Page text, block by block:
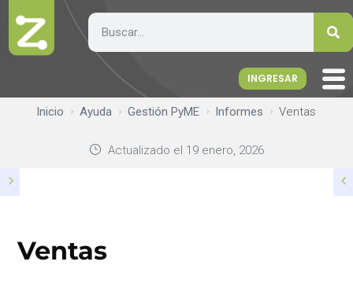
INGRESAR
Inicio Ayuda Gestión PyME Informes Ventas
Actualizado el 19 enero, 2026
Ventas